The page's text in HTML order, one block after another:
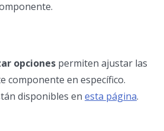
opciones permiten ajustar las
componente en específico.
disponibles en esta página.